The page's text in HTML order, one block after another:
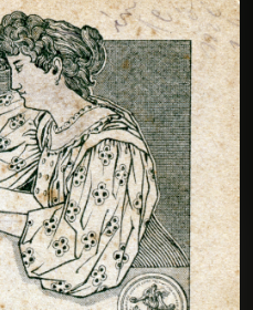
két világa
Ferenc, a
fotográfusának
tárgyilagos látleletet a
emblematikus
tárja fel egy folyamatosan
megragadásán túl
alkotó gyakorlatát.
utcák, balatoni nyarak,
valamint
egy esetben eldózerolt
váltják egymást. A